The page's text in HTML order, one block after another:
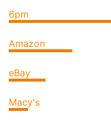
6pm
Amazon
eBay
Macy's